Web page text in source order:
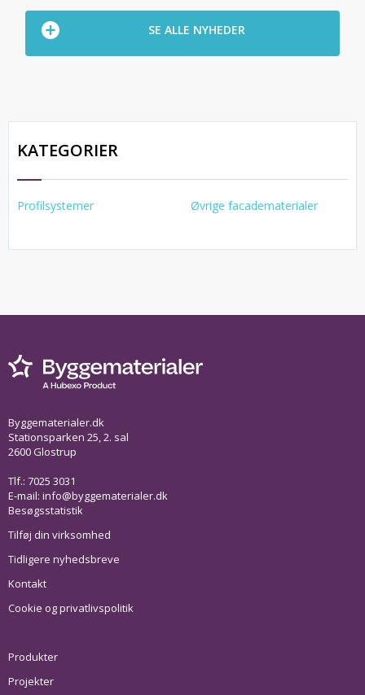
SE ALLE NYHEDER
KATEGORIER
Profilsystemer Øvrige facadematerialer
Byggematerialer.dk
Stationsparken 25, 2. sal
2600 Glostrup
Tlf.: 7025 3031
E-mail: info@byggematerialer.dk
Besøgsstatistik
Tilføj din virksomhed
Tidligere nyhedsbreve
Kontakt
Cookie og privatlivspolitik
Produkter
Projekter